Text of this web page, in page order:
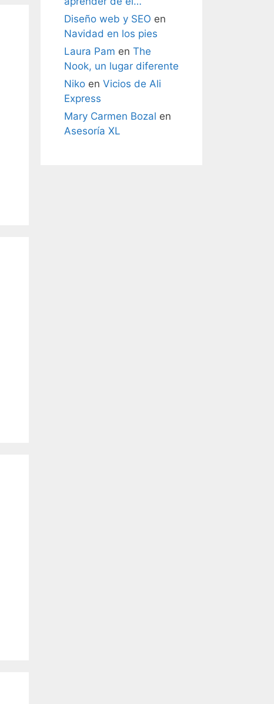
Diseño web y SEO en
Navidad en los pies
Laura Pam en The
Nook, un lugar diferente
Niko en Vicios de Ali
Express
Mary Carmen Bozal en
Asesoría XL